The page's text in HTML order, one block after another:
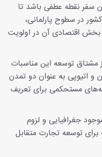
سفر نقطه عطفی باشد تا
در سطوح پارلمانی،
بخش اقتصادی آن در اولویت
توسعه این مناسبات
ایران و اتیوپی به عنوان دو تمدن
مستحکمی برای تعریف
جغرافیایی و لزوم
برای توسعه تجارت متقابل